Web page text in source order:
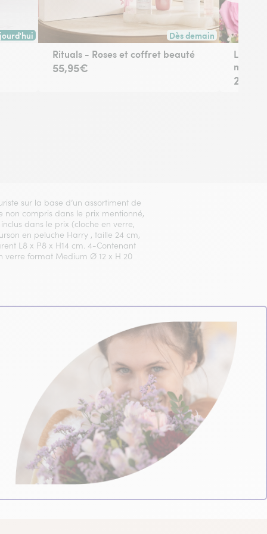
avant 17h30) ou à la date de votre choix.
dès aujourd'hui (pour toute commande passée avant 17h) ou à la
Dès demain
Livraison dès demain
Rituals - Roses et coffret beauté
55,95€
Le
sur la base d’un assortiment de
compris dans le prix mentionné,
dans le prix (cloche en verre,
en peluche Harry , taille 24 cm,
L8 x P8 x H14 cm. 4-Contenant
verre format Medium Ø 12 x H 20